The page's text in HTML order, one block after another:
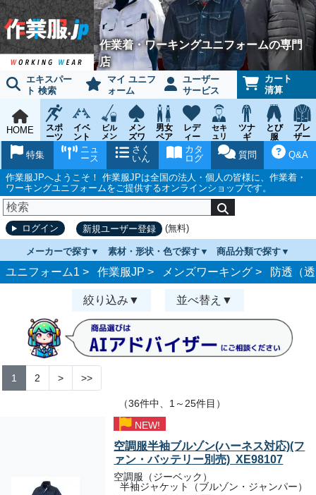
作業着・ワーキングユニフォームの専門
店
エキスパー
ト 検索
マイ ユニフ
ォーム
ユーザー
サービス
カート
清算
HOME
スポ
ーツ
ウェ
イベ
ント
チー
ム
ビル
メン
ンス
メン
ズワ
ーキ
ング
男女
ペア
レデ
ィー
ス
ワー
キン
グ
セキ
ュリ
ティ
ウェ
ツナ
ギ
とび
服
鳶作
業用
ブレ
ザー
ツ
Q&A
質問
カタ
ログ
さく
いん
ニュ
ース
特集
作業服JPへようこそ！ 作業服JPは全国の法人・個人の皆様に、作業着・
ワーキングユニフォームをご提供するオンラインショップです。
ログイン 新規ユーザー登録 (無料)
メーカーで探す 素材・形状・色で探す 商品分類で探す
ユニフォーム1 > 作業服JP > メンズワーキング > 防透（
絞り込み 並べ替え
1 2 > >>
（36件中、1～25件目）
NEW!
空調服半袖ブルゾン(ハーネス対応)(フ
ァン・バッテリー別売) XE98107
空調服（ジーベック）
半袖ジャケット（ブルゾン・ジャンパー）